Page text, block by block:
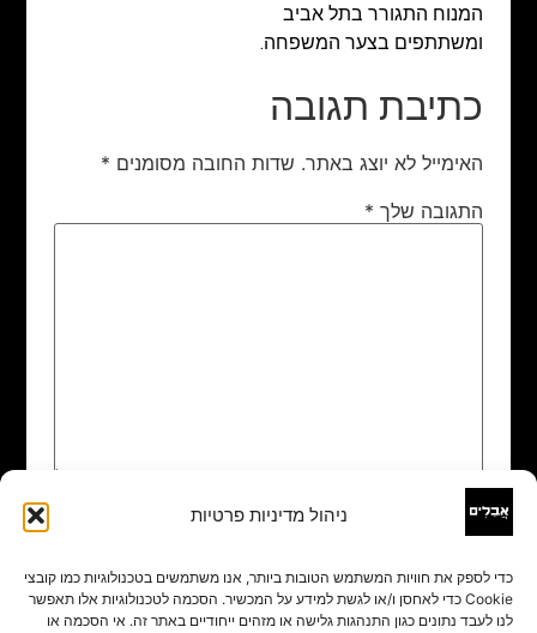
ניהול מדיניות פרטיות
כדי לספק את חוויות המשתמש הטובות ביותר, אנו משתמשים בטכנולוגיות כמו קובצי
Cookie כדי לאחסן ו/או לגשת למידע על המכשיר. הסכמה לטכנולוגיות אלו תאפשר
לנו לעבד נתונים כגון התנהגות גלישה או מזהים ייחודיים באתר זה. אי הסכמה או
המנוח התגורר בתל אביב
ומשתתפים בצער המשפחה.
כתיבת תגובה
האימייל לא יוצג באתר. שדות החובה מסומנים *
התגובה שלך *
שם
אימייל*